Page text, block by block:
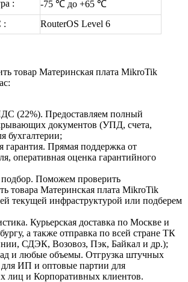
:
-75 ℃ до +65 ℃
:
RouterOS Level 6
товар Материнская плата MikroTik
(22%). Предоставляем полный
документов (УПД, счета,
бухгалтерии;
гарантия. Прямая поддержка от
оперативная оценка гарантийного
Поможем проверить
товара Материнская плата MikroTik
текущей инфраструктурой или подберем
Курьерская доставка по Москве и
а также отправка по всей стране ТК
СДЭК, Возовоз, Пэк, Байкал и др.);
и любые объемы. Отгрузка штучных
для ИП и оптовые партии для
лиц и Корпоративных клиентов.